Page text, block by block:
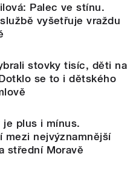
Palec ve stínu.
vyšetřuje vraždu
stovky tisíc, děti na
se to i dětského
plus i mínus.
mezi nejvýznamnější
střední Moravě